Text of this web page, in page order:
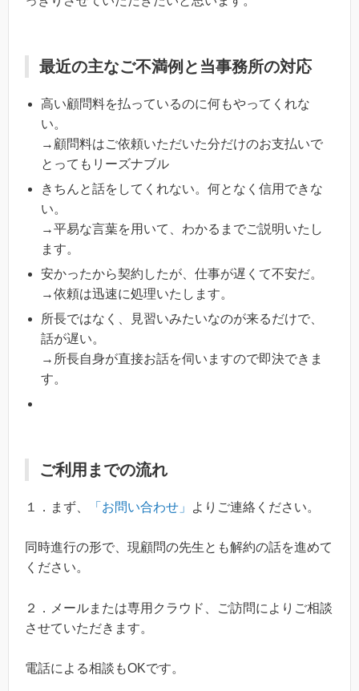
最近の主なご不満例と当事務所の対応
高い顧問料を払っているのに何もやってくれな
い。
→顧問料はご依頼いただいた分だけのお支払いで
とってもリーズナブル
きちんと話をしてくれない。何となく信用できな
い。
→平易な言葉を用いて、わかるまでご説明いたし
ます。
安かったから契約したが、仕事が遅くて不安だ。
→依頼は迅速に処理いたします。
所長ではなく、見習いみたいなのが来るだけで、
話が遅い。
→所長自身が直接お話を伺いますので即決できま
す。
ご利用までの流れ
１．まず、 「お問い合わせ」 よりご連絡ください。
同時進行の形で、現顧問の先生とも解約の話を進めて
ください。
２．メールまたは専用クラウド、ご訪問によりご相談
させていただきます。
電話による相談もOKです。